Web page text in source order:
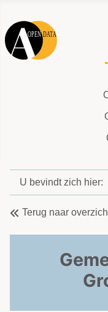
U bevindt zich hier:
Terug naar